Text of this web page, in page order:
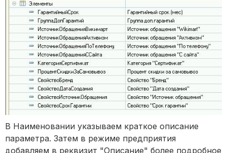
В Наименовании указываем краткое описание
параметра. Затем в режиме предприятия
добавляем в реквизит "Описание" более подробное